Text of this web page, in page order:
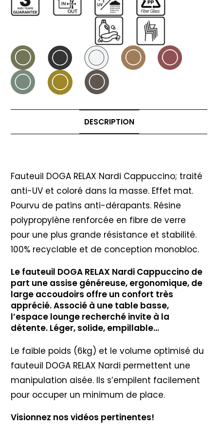
DESCRIPTION
Fauteuil DOGA RELAX Nardi Cappuccino; traité
anti-UV et coloré dans la masse. Effet mat.
Pourvu de patins anti-dérapants. Résine
polypropylène renforcée en fibre de verre
pour une plus grande résistance et stabilité.
100% recyclable et de conception monobloc.
Le fauteuil DOGA RELAX Nardi Cappuccino de
part une assise généreuse, ergonomique, de
large accoudoirs offre un confort très
apprécié. Associé à une table basse,
l’espace lounge recherché invite à la
détente. Léger, solide, empillable…
Le faible poids (6kg) et le volume optimisé du
fauteuil DOGA RELAX Nardi permettent une
manipulation aisée. Ils s’empilent facilement
pour occuper un minimum de place.
Visionnez nos vidéos pertinentes!